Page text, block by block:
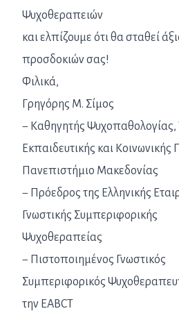
Ψυχοθεραπειών
και ελπίζουμε ότι θα σταθεί
προσδοκιών σας!
Φιλικά,
Γρηγόρης Μ. Σίμος
− Καθηγητής
Εκπαιδευτικής και Κοινωνικής
Πανεπιστήμιο Μακεδονίας
− Πρόεδρος της Ελληνικής
Γνωστικής Συμπεριφορικής
Ψυχοθεραπείας
− Πιστοποιημένος Γνωστικός
Συμπεριφορικός
την EABCT